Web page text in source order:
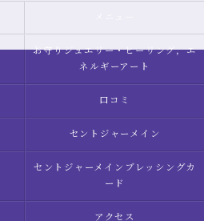
お守りジュエリー・ヒーリング，エ
ネルギーアート
口コミ
セントジャーメイン
セントジャーメインブレッシングカ
ード
アクセス